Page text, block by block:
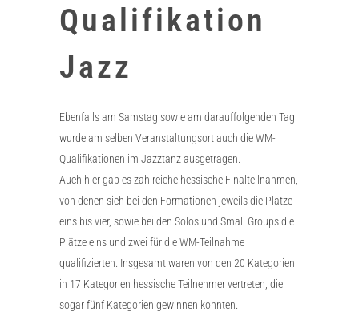
Qualifikation
Jazz
Ebenfalls am Samstag sowie am darauffolgenden Tag
wurde am selben Veranstaltungsort auch die WM-
Qualifikationen im Jazztanz ausgetragen.
Auch hier gab es zahlreiche hessische Finalteilnahmen,
von denen sich bei den Formationen jeweils die Plätze
eins bis vier, sowie bei den Solos und Small Groups die
Plätze eins und zwei für die WM-Teilnahme
qualifizierten. Insgesamt waren von den 20 Kategorien
in 17 Kategorien hessische Teilnehmer vertreten, die
sogar fünf Kategorien gewinnen konnten.